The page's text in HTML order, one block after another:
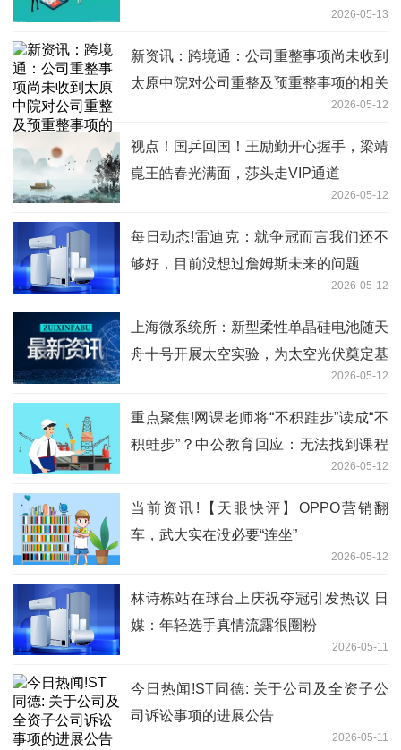
2026-05-13
新资讯：跨境通：公司重整事项尚未收到
太原中院对公司重整及预重整事项的相关
2026-05-12
视点！国乒回国！王励勤开心握手，梁靖
崑王皓春光满面，莎头走VIP通道
2026-05-12
每日动态!雷迪克：就争冠而言我们还不
够好，目前没想过詹姆斯未来的问题
2026-05-12
上海微系统所：新型柔性单晶硅电池随天
舟十号开展太空实验，为太空光伏奠定基
2026-05-12
重点聚焦!网课老师将“不积跬步”读成“不
积蛙步”？中公教育回应：无法找到课程
2026-05-12
当前资讯!【天眼快评】OPPO营销翻
车，武大实在没必要“连坐”
2026-05-12
林诗栋站在球台上庆祝夺冠引发热议 日
媒：年轻选手真情流露很圈粉
2026-05-11
今日热闻!ST同德: 关于公司及全资子公
司诉讼事项的进展公告
2026-05-11